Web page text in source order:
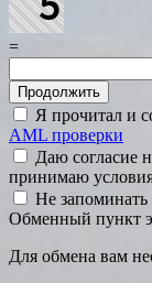
=
Я прочитал и
AML проверки
Даю согласие
принимаю
Не
Обменный пункт
Для обмена вам